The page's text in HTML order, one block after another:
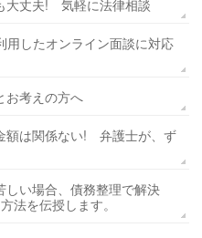
大丈夫! 気軽に法律相談
用したオンライン面談に対応
お考えの方へ
額は関係ない! 弁護士が、ず
しい場合、債務整理で解決
法を伝授します。